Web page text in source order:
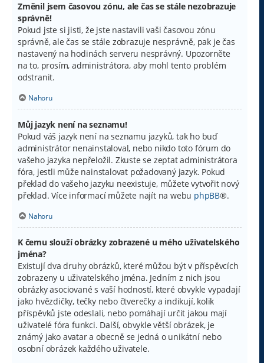
Změnil jsem časovou zónu, ale čas se stále nezobrazuje
správně!
Pokud jste si jisti, že jste nastavili vaši časovou zónu
správně, ale čas se stále zobrazuje nesprávně, pak je čas
nastavený na hodinách serveru nesprávný. Upozorněte
na to, prosím, administrátora, aby mohl tento problém
odstranit.
Nahoru
Můj jazyk není na seznamu!
Pokud váš jazyk není na seznamu jazyků, tak ho buď
administrátor nenainstaloval, nebo nikdo toto fórum do
vašeho jazyka nepřeložil. Zkuste se zeptat administrátora
fóra, jestli může nainstalovat požadovaný jazyk. Pokud
překlad do vašeho jazyku neexistuje, můžete vytvořit nový
překlad. Více informací můžete najít na webu phpBB®.
Nahoru
K čemu slouží obrázky zobrazené u mého uživatelského
jména?
Existují dva druhy obrázků, které můžou být v příspěvcích
zobrazeny u uživatelského jména. Jedním z nich jsou
obrázky asociované s vaší hodností, které obvykle vypadají
jako hvězdičky, tečky nebo čtverečky a indikují, kolik
příspěvků jste odeslali, nebo pomáhají určit jakou mají
uživatelé fóra funkci. Další, obvykle větší obrázek, je
známý jako avatar a obecně se jedná o unikátní nebo
osobní obrázek každého uživatele.